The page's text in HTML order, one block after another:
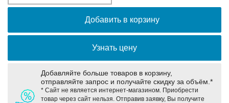
Добавить в корзину
Узнать цену
Добавляйте больше товаров в корзину,
отправляйте запрос и получайте скидку за объём.*
* Сайт не является интернет-магазином. Приобрести
товар через сайт нельзя. Отправив заявку, Вы получите